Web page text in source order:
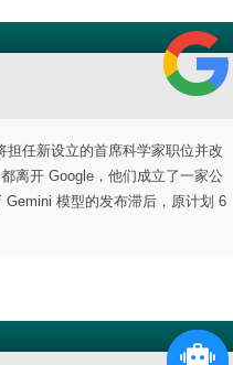
任新设立的首席科学家职位并改
离开 Google，他们成立了一家公
模型的发布滞后，原计划 6